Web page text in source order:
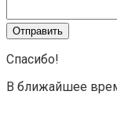
Спасибо!
В ближайшее